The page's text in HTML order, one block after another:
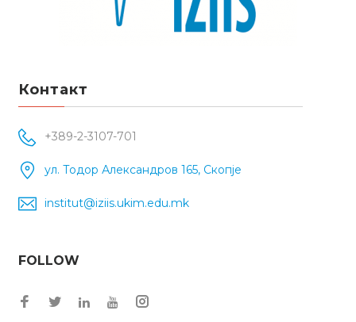
Контакт
+389-2-3107-701
ул. Тодор Александров 165, Скопје
institut@iziis.ukim.edu.mk
FOLLOW
Facebook
Twitter
Instagram